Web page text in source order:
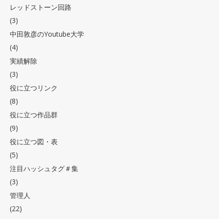
レッドストーン回路
(3)
中田敦彦のYoutube大学
(4)
実績解除
(3)
役に立つリンク
(8)
役に立つ作品群
(9)
役に立つ図・表
(5)
注目ハッシュタグ＃集
(3)
管理人
(22)